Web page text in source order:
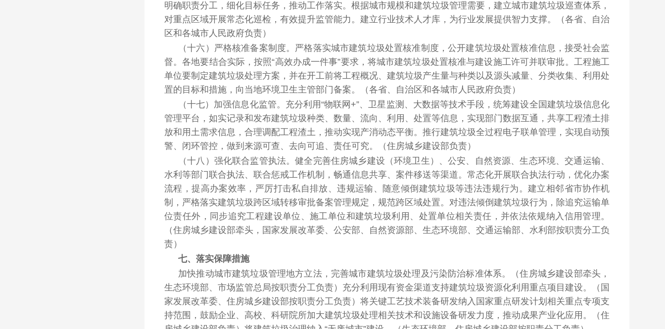
明确职责分工，细化目标任务，推动工作落实。根据城市规模和建筑垃圾管理需要，建立城市建筑垃圾巡查体系，
对重点区域开展常态化巡检，有效提升监管能力。建立行业技术人才库，为行业发展提供智力支撑。
（各省、自治
区和各城市人民政府负责）
（十六）严格核准备案制度。 严格落实城市建筑垃圾处置核准制度，公开建筑垃圾处置核准信息，接受社会监
督。各地要结合实际，按照“高效办成一件事”要求，将城市建筑垃圾处置核准与建设施工许可并联审批。工程施工
单位要制定建筑垃圾处理方案，并在开工前将工程概况、建筑垃圾产生量与种类以及源头减量、分类收集、利用处
置的目标和措施，向当地环境卫生主管部门备案。
（各省、自治区和各城市人民政府负责）
（十七）加强信息化监管。 充分利用“物联网+”、卫星监测、大数据等技术手段，统筹建设全国建筑垃圾信息化
管理平台，如实记录和发布建筑垃圾种类、数量、流向、利用、处置等信息，实现部门数据互通，共享工程渣土排
放和用土需求信息，合理调配工程渣土，推动实现产消动态平衡。推行建筑垃圾全过程电子联单管理，实现自动预
警、闭环管控，做到来源可查、去向可追、责任可究。
（住房城乡建设部负责）
（十八）强化联合监管执法。健全完善住房城乡建设（环境卫生）、公安、自然资源、生态环境、交通运输、
水利等部门联合执法、联合惩戒工作机制，畅通信息共享、案件移送等渠道。常态化开展联合执法行动，优化办案
流程，提高办案效率，严厉打击私自排放、违规运输、随意倾倒建筑垃圾等违法违规行为。建立相邻省市协作机
制，严格落实建筑垃圾跨区域转移审批备案管理规定，规范跨区域处置。对违法倾倒建筑垃圾行为，除追究运输单
位责任外，同步追究工程建设单位、施工单位和建筑垃圾利用、处置单位相关责任，并依法依规纳入信用管理。
（住房城乡建设部牵头，国家发展改革委、公安部、自然资源部、生态环境部、交通运输部、水利部按职责分工负
责）
七、落实保障措施
加快推动城市建筑垃圾管理地方立法，完善城市建筑垃圾处理及污染防治标准体系。
（住房城乡建设部牵头，
生态环境部、市场监管总局按职责分工负责） 充分利用现有资金渠道支持建筑垃圾资源化利用重点项目建设。
（国
家发展改革委、住房城乡建设部按职责分工负责） 将关键工艺技术装备研发纳入国家重点研发计划相关重点专项支
持范围，鼓励企业、高校、科研院所加大建筑垃圾处理相关技术和设施设备研发力度，推动成果产业化应用。
（住